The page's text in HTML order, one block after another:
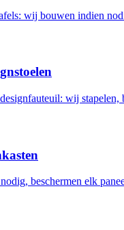
wij bouwen indien
wij
beschermen elk